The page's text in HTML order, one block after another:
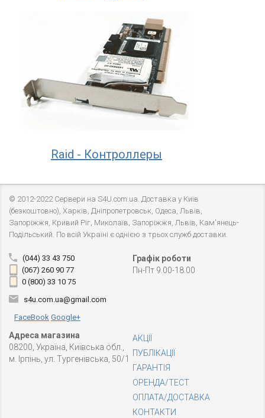
Raid - Контроллеры
© 2012-2022 Сервери на S4U.com.ua. Доставка у Київ
(безкоштовно), Харків, Дніпропетровськ, Одеса, Львів,
Запоріжжя, Кривий Ріг, Миколаїв, Запоріжжя, Львів, Кам'янець-
Подільський. По всій Україні є однією з трьох служб доставки.
(044) 33 43 750
(067) 260 90 77
0 (800) 33 10 75
s4u.com.ua@gmail.com
FaceBook Google+
Графік роботи
Пн-Пт 9.00-18.00
Адреса магазина
08200, Україна, Київська обл.,
м. Ірпінь, ул. Тургенівська, 50/1
АКЦІЇ
ПУБЛІКАЦІЇ
ГАРАНТІЯ
ОРЕНДА/ТЕСТ
ОПЛАТА/ДОСТАВКА
КОНТАКТИ